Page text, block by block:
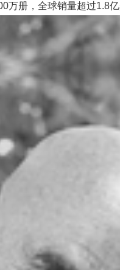
万册，全球销量超过1.8亿